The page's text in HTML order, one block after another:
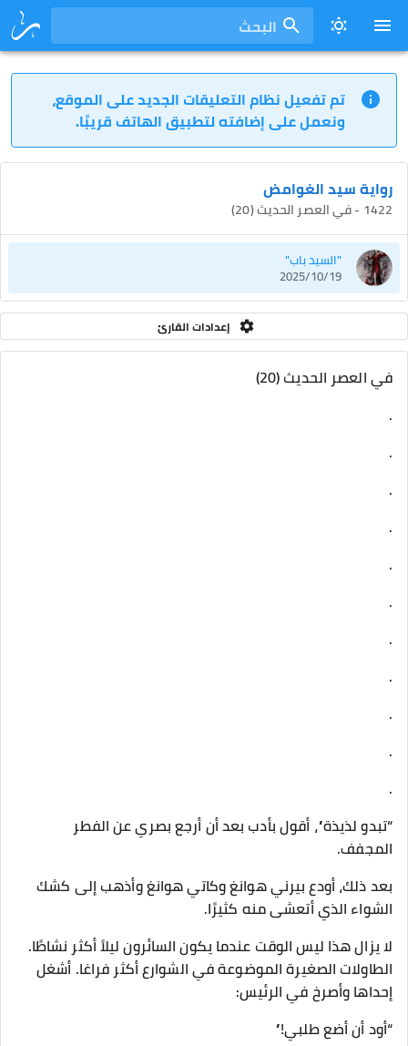
البحث
تم تفعيل نظام التعليقات الجديد على الموقع،
ونعمل على إضافته لتطبيق الهاتف قريبًا.
رواية سيد الغوامض
1422 - في العصر الحديث (20)
"السيد باب"
2025/10/19
إعدادات القارئ
في العصر الحديث (20)
.
.
.
.
.
.
.
.
.
.
.
“تبدو لذيذة”، أقول بأدب بعد أن أرجع بصري عن الفطر
المجفف.
بعد ذلك، أودع بيرني هوانغ وكاتي هوانغ وأذهب إلى كشك
الشواء الذي أتعشى منه كثيرًا.
لا يزال هذا ليس الوقت عندما يكون السائرون ليلاً أكثر نشاطًا.
الطاولات الصغيرة الموضوعة في الشوارع أكثر فراغا. أشغل
إحداها وأصرخ في الرئيس:
“أود أن أضع طلبي!”